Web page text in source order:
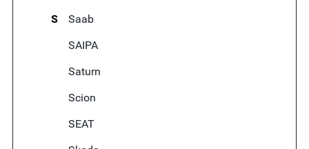
S
Saab
SAIPA
Saturn
Scion
SEAT